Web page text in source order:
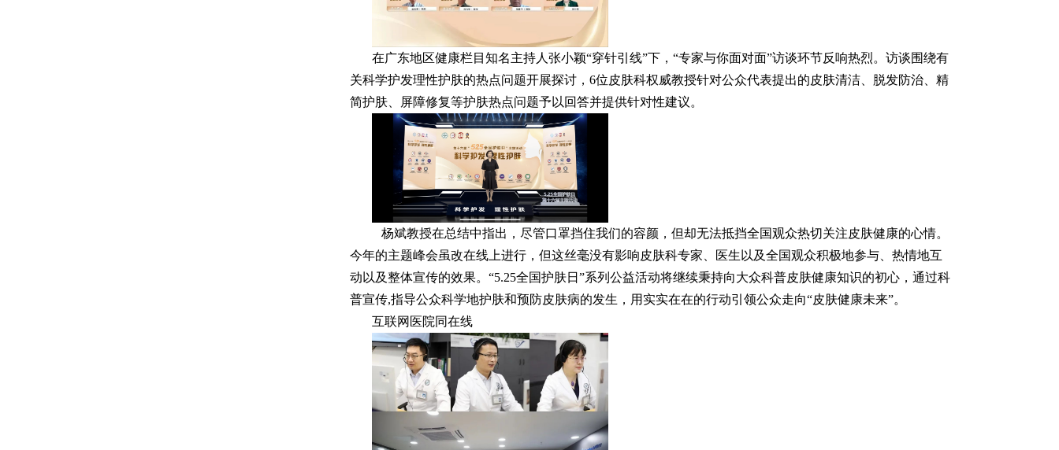
在广东地区健康栏目知名主持人张小颖“穿针引线”下，“专家与你面对面”访谈环节反响热烈。访谈围绕有
关科学护发理性护肤的热点问题开展探讨，6位皮肤科权威教授针对公众代表提出的皮肤清洁、脱发防治、精
简护肤、屏障修复等护肤热点问题予以回答并提供针对性建议。
杨斌教授在总结中指出，尽管口罩挡住我们的容颜，但却无法抵挡全国观众热切关注皮肤健康的心情。
今年的主题峰会虽改在线上进行，但这丝毫没有影响皮肤科专家、医生以及全国观众积极地参与、热情地互
动以及整体宣传的效果。“5.25全国护肤日”系列公益活动将继续秉持向大众科普皮肤健康知识的初心，通过科
普宣传,指导公众科学地护肤和预防皮肤病的发生，用实实在在的行动引领公众走向“皮肤健康未来”。
互联网医院同在线